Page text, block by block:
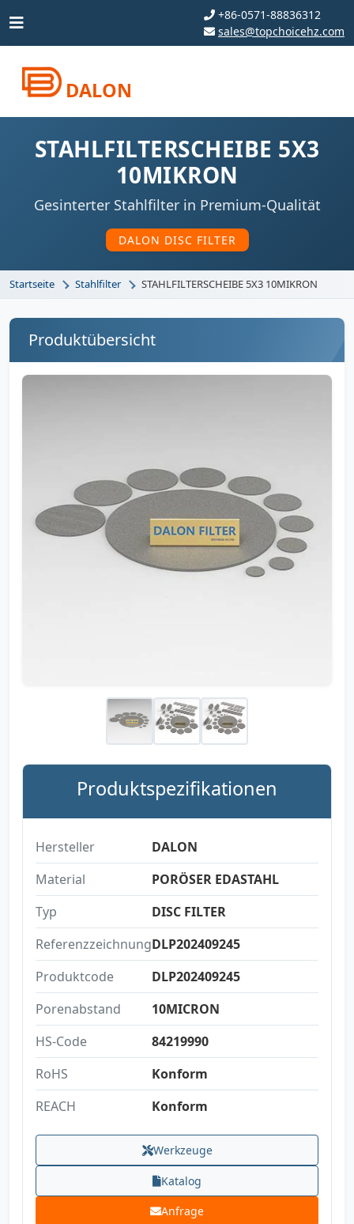
+86-0571-88836312
sales@topchoicehz.com
DALON
STAHLFILTERSCHEIBE 5X3
10MIKRON
Gesinterter Stahlfilter in Premium-Qualität
DALON DISC FILTER
Startseite Stahlfilter STAHLFILTERSCHEIBE 5X3 10MIKRON
Produktübersicht
Produktspezifikationen
Hersteller
DALON
Material
PORÖSER EDASTAHL
Typ
DISC FILTER
ReferenzzeichnungDLP202409245
Produktcode
DLP202409245
Porenabstand
10MICRON
HS-Code
84219990
RoHS
Konform
REACH
Konform
Werkzeuge
Katalog
Anfrage